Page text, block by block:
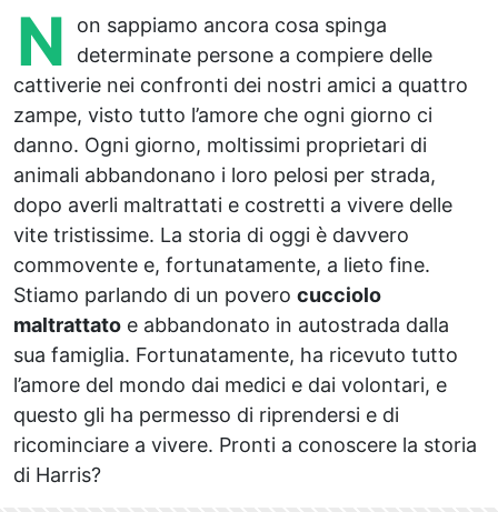
N
on sappiamo ancora cosa spinga
determinate persone a compiere delle
cattiverie nei confronti dei nostri amici a quattro
zampe, visto tutto l’amore che ogni giorno ci
danno. Ogni giorno, moltissimi proprietari di
animali abbandonano i loro pelosi per strada,
dopo averli maltrattati e costretti a vivere delle
vite tristissime. La storia di oggi è davvero
commovente e, fortunatamente, a lieto fine.
Stiamo parlando di un povero cucciolo
maltrattato e abbandonato in autostrada dalla
sua famiglia. Fortunatamente, ha ricevuto tutto
l’amore del mondo dai medici e dai volontari, e
questo gli ha permesso di riprendersi e di
ricominciare a vivere. Pronti a conoscere la storia
di Harris?